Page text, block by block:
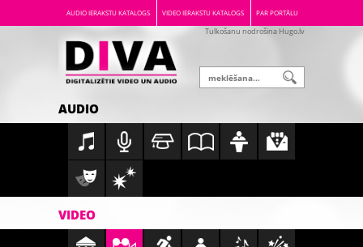
AUDIO IERAKSTU KATALOGS VIDEO IERAKSTU KATALOGS PAR PORTĀLU
Tulkošanu nodrošina Hugo.lv
AUDIO
VIDEO